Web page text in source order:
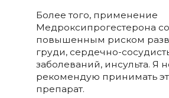
Более того, применение
Медроксипрогестерона
повышенным риском
груди, сердечно-
заболеваний, инсульта. Я
рекомендую принимать
препарат.